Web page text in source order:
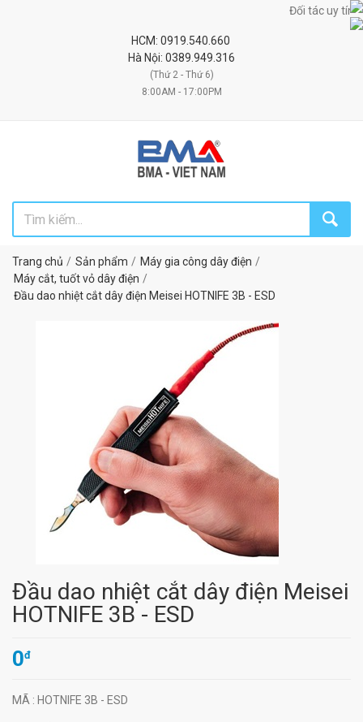
Đối tác uy tín
HCM: 0919.540.660
Hà Nội: 0389.949.316
(Thứ 2 - Thứ 6)
8:00AM - 17:00PM
Trang chủ Sản phẩm
Máy gia công dây điện
Máy cắt, tuốt vỏ dây điện
Đầu dao nhiệt cắt dây điện Meisei HOTNIFE 3B - ESD
Đầu dao nhiệt cắt dây điện Meisei
HOTNIFE 3B - ESD
0đ
MÃ : HOTNIFE 3B - ESD